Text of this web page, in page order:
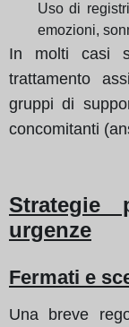
Uso di
emozioni,
In molti casi
trattamento
gruppi di
concomitanti
Strategie
urgenze
Fermati e
Una breve